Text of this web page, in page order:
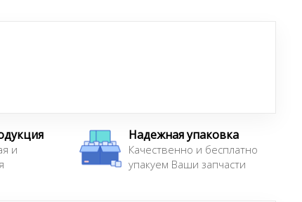
и
Надежная упаковка
Качественно и бесплатно
упакуем Ваши запчасти